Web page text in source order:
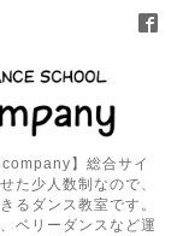
】総合サイ
た少人数制なので、
るダンス教室です。
ベリーダンスなど運